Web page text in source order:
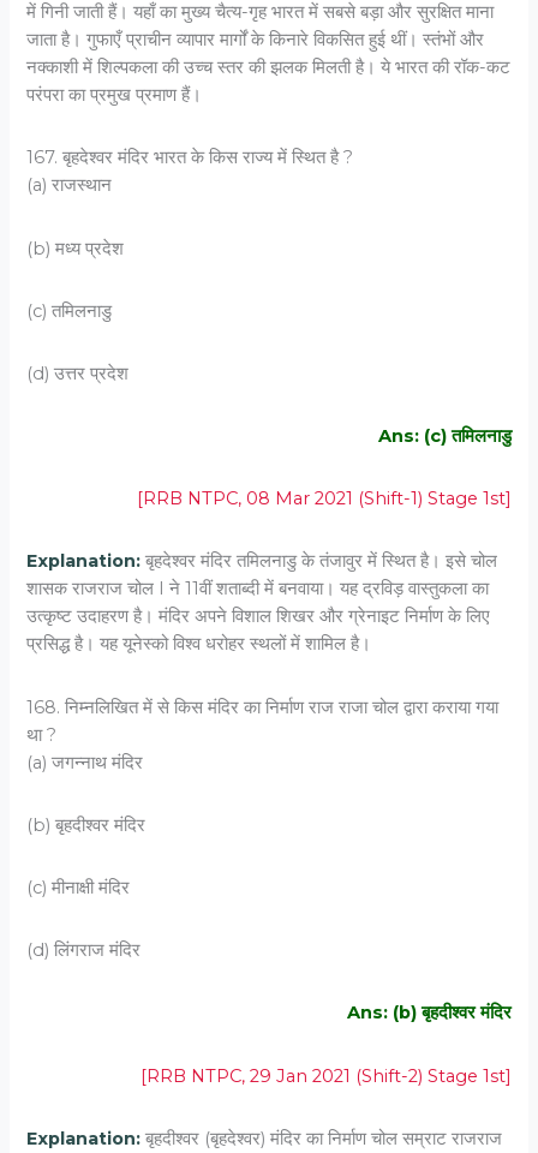
में गिनी जाती हैं। यहाँ का मुख्य चैत्य-गृह भारत में सबसे बड़ा और सुरक्षित माना
जाता है। गुफाएँ प्राचीन व्यापार मार्गों के किनारे विकसित हुई थीं। स्तंभों और
नक्काशी में शिल्पकला की उच्च स्तर की झलक मिलती है। ये भारत की रॉक-कट
परंपरा का प्रमुख प्रमाण हैं।
167. बृहदेश्वर मंदिर भारत के किस राज्य में स्थित है ?
(a) राजस्थान
(b) मध्य प्रदेश
(c) तमिलनाडु
(d) उत्तर प्रदेश
Ans: (c) तमिलनाडु
[RRB NTPC, 08 Mar 2021 (Shift-1) Stage 1st]
Explanation:बृहदेश्वर मंदिर तमिलनाडु के तंजावुर में स्थित है। इसे चोल
शासक राजराज चोल I ने 11वीं शताब्दी में बनवाया। यह द्रविड़ वास्तुकला का
उत्कृष्ट उदाहरण है। मंदिर अपने विशाल शिखर और ग्रेनाइट निर्माण के लिए
प्रसिद्ध है। यह यूनेस्को विश्व धरोहर स्थलों में शामिल है।
168. निम्नलिखित में से किस मंदिर का निर्माण राज राजा चोल द्वारा कराया गया
था ?
(a) जगन्नाथ मंदिर
(b) बृहदीश्वर मंदिर
(c) मीनाक्षी मंदिर
(d) लिंगराज मंदिर
Ans: (b) बृहदीश्वर मंदिर
[RRB NTPC, 29 Jan 2021 (Shift-2) Stage 1st]
Explanation:बृहदीश्वर (बृहदेश्वर) मंदिर का निर्माण चोल सम्राट राजराज